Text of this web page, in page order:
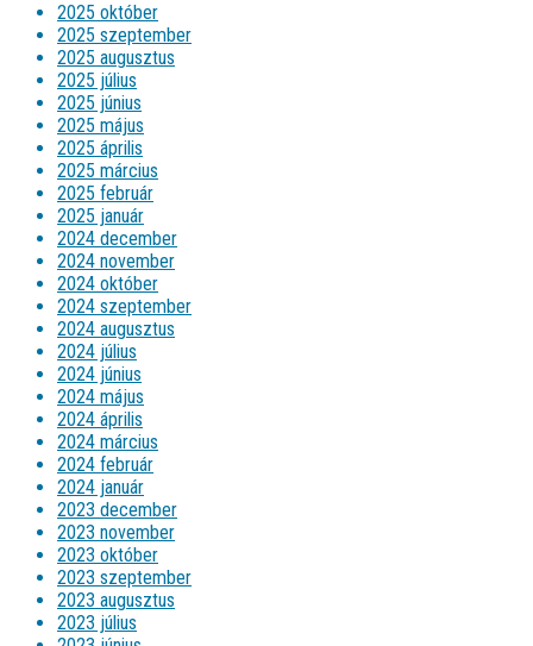
2025 október
2025 szeptember
2025 augusztus
2025 július
2025 június
2025 május
2025 április
2025 március
2025 február
2025 január
2024 december
2024 november
2024 október
2024 szeptember
2024 augusztus
2024 július
2024 június
2024 május
2024 április
2024 március
2024 február
2024 január
2023 december
2023 november
2023 október
2023 szeptember
2023 augusztus
2023 július